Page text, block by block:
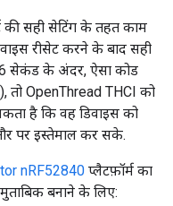
की सही सेटिंग के तहत काम
रीसेट करने के बाद सही
6 सेकंड के अंदर, ऐसा कोड
तो OpenThread THCI को
है कि वह डिवाइस को
पर इस्तेमाल कर सके.
nRF52840 प्लैटफ़ॉर्म का
बनाने के लिए: